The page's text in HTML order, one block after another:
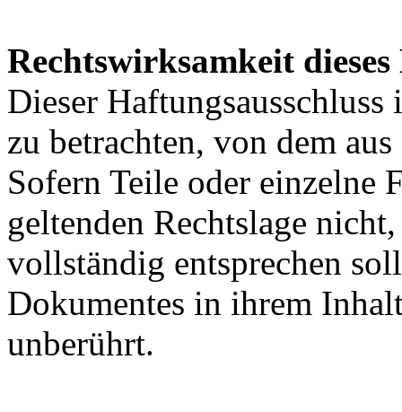
Rechtswirksamkeit dieses
Dieser Haftungsausschluss
zu betrachten, von dem
Sofern Teile oder einzelne
geltenden Rechtslage
vollständig entsprechen
Dokumentes in ihrem
unberührt.